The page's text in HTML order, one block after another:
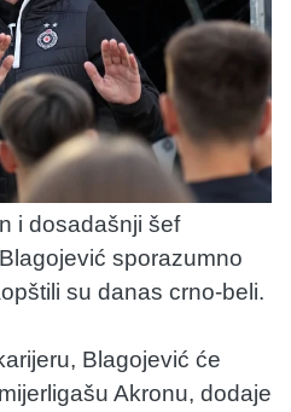
i dosadašnji šef
sporazumno
su danas crno-beli.
Blagojević će
Akronu, dodaje